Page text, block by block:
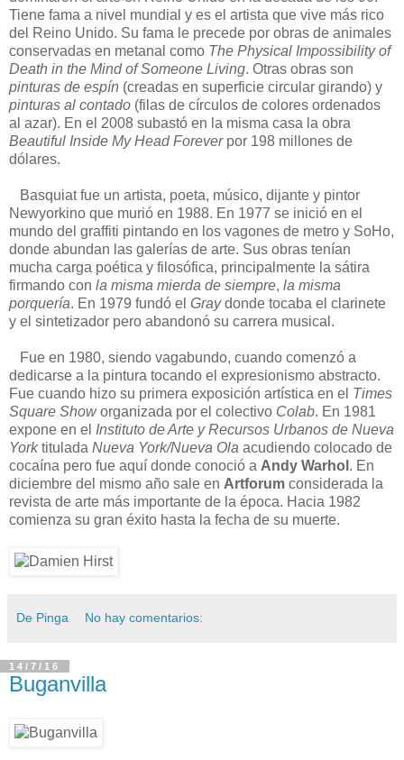
Tiene fama a nivel mundial y es el artista que vive más rico
del Reino Unido. Su fama le precede por obras de animales
conservadas en metanal como The Physical Impossibility of
Death in the Mind of Someone Living. Otras obras son
pinturas de espín (creadas en superficie circular girando) y
pinturas al contado (filas de círculos de colores ordenados
al azar). En el 2008 subastó en la misma casa la obra
Beautiful Inside My Head Foreverpor 198 millones de
dólares.
Basquiat fue un artista, poeta, músico, dijante y pintor
Newyorkino que murió en 1988. En 1977 se inició en el
mundo del graffiti pintando en los vagones de metro y SoHo,
donde abundan las galerías de arte. Sus obras tenían
mucha carga poética y filosófica, principalmente la sátira
firmando con la misma mierda de siempre, la misma
porquería. En 1979 fundó el Graydonde tocaba el clarinete
y el sintetizador pero abandonó su carrera musical.
Fue en 1980, siendo vagabundo, cuando comenzó a
dedicarse a la pintura tocando el expresionismo abstracto.
Fue cuando hizo su primera exposición artística en el Times
Square Showorganizada por el colectivo Colab. En 1981
expone en el Instituto de Arte y Recursos Urbanos de Nueva
Yorktitulada Nueva York/Nueva Ola acudiendo colocado de
cocaína pero fue aquí donde conoció a Andy Warhol . En
diciembre del mismo año sale en Artforum considerada la
revista de arte más importante de la época. Hacia 1982
comienza su gran éxito hasta la fecha de su muerte.
De Pinga No hay comentarios:
14/7/16
Buganvilla